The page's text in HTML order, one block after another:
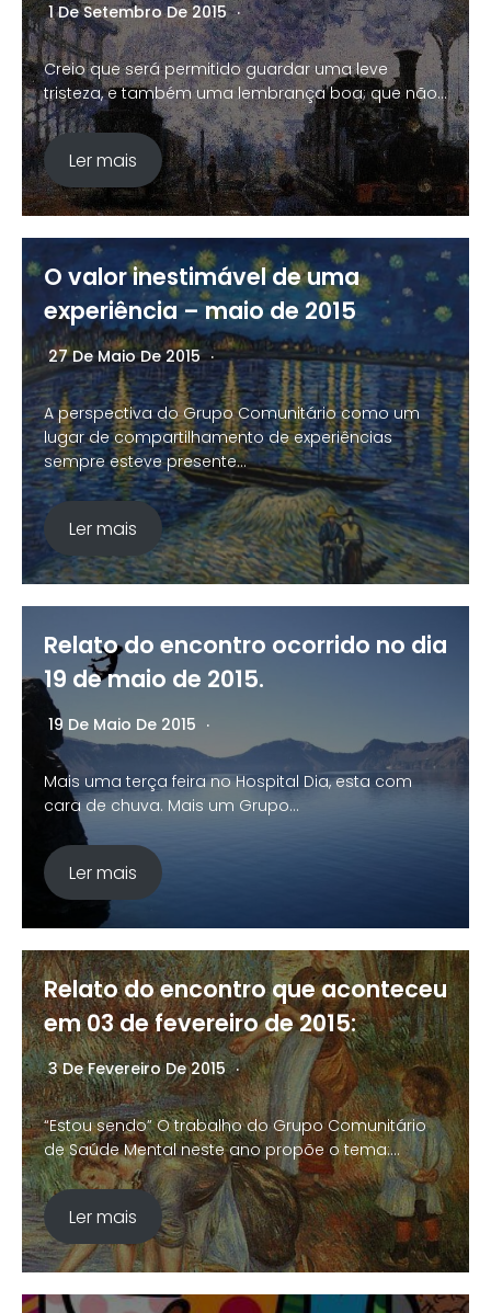
1 De Setembro De 2015 Nenhum Comentário
Creio que será permitido guardar uma leve
tristeza, e também uma lembrança boa; que não…
Ler mais
O valor inestimável de uma
experiência – maio de 2015
27 De Maio De 2015 Nenhum Comentário
A perspectiva do Grupo Comunitário como um
lugar de compartilhamento de experiências
sempre esteve presente…
Ler mais
Relato do encontro ocorrido no dia
19 de maio de 2015.
19 De Maio De 2015
Mais uma terça feira no Hospital Dia, esta com
cara de chuva. Mais um Grupo…
Ler mais
Relato do encontro que aconteceu
em 03 de fevereiro de 2015:
3 De Fevereiro De 2015 Nenhum Comentário
“Estou sendo” O trabalho do Grupo Comunitário
de Saúde Mental neste ano propõe o tema:…
Ler mais